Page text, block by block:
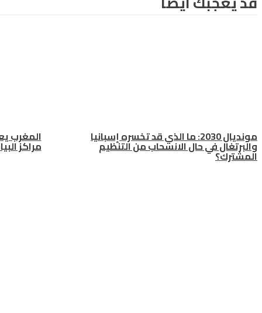
مونديال 2030: ما الذي قد تخسره إسبانيا
والبرتغال في حال الانسحاب من التنظيم
المشترك؟
المغرب
مراكز